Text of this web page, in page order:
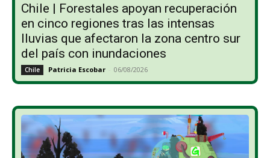
Chile | Forestales apoyan recuperación
en cinco regiones tras las intensas
lluvias que afectaron la zona centro sur
del país con inundaciones
Chile Patricia Escobar - 06/08/2026